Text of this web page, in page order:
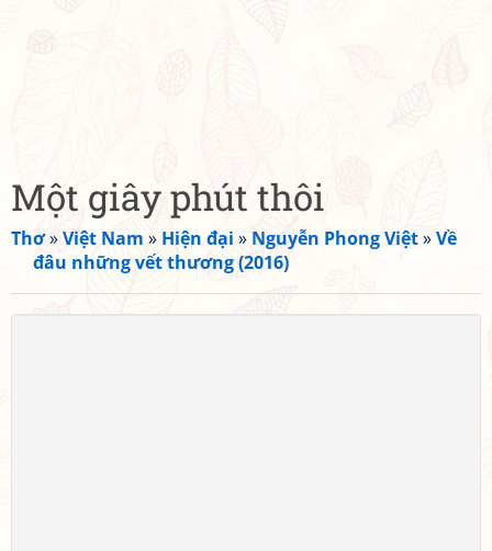
Một giây phút thôi
Thơ»Việt Nam » Hiện đại » Nguyễn Phong Việt»Về
đâu những vết thương (2016)